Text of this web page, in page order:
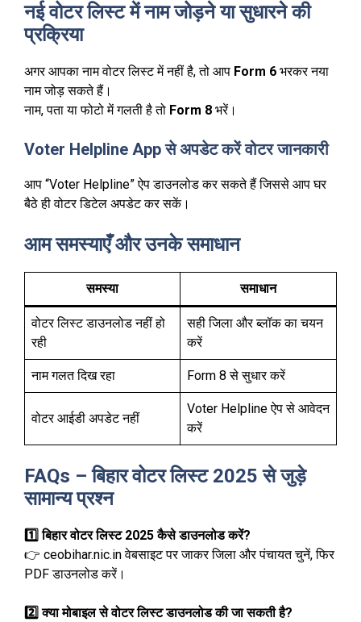
नई वोटर लिस्ट में नाम जोड़ने या सुधारने की
प्रक्रिया
अगर आपका नाम वोटर लिस्ट में नहीं है, तो आप Form 6 भरकर नया
नाम जोड़ सकते हैं।
नाम, पता या फोटो में गलती है तो Form 8 भरें।
Voter Helpline App से अपडेट करें वोटर जानकारी
आप “Voter Helpline” ऐप डाउनलोड कर सकते हैं जिससे आप घर
बैठे ही वोटर डिटेल अपडेट कर सकें।
आम समस्याएँ और उनके समाधान
समस्या समाधान
वोटर लिस्ट डाउनलोड नहीं हो
रही
सही जिला और ब्लॉक का चयन
करें
नाम गलत दिख रहा Form 8 से सुधार करें
वोटर आईडी अपडेट नहीं
Voter Helpline ऐप से आवेदन
करें
FAQs – बिहार वोटर लिस्ट 2025 से जुड़े
सामान्य प्रश्न
1️⃣ बिहार वोटर लिस्ट 2025 कैसे डाउनलोड करें?
👉 ceobihar.nic.in वेबसाइट पर जाकर जिला और पंचायत चुनें, फिर
PDF डाउनलोड करें।
2️⃣ क्या मोबाइल से वोटर लिस्ट डाउनलोड की जा सकती है?